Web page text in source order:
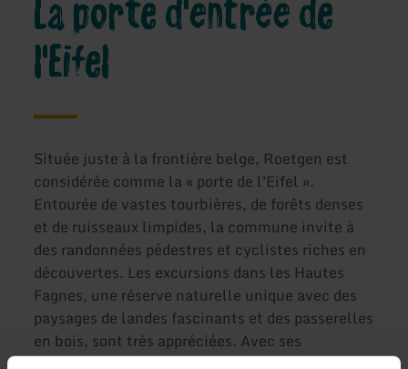
La porte d'entrée de
l'Eifel
Située juste à la frontière belge, Roetgen est
considérée comme la « porte de l'Eifel ».
Entourée de vastes tourbières, de forêts denses
et de ruisseaux limpides, la commune invite à
des randonnées pédestres et cyclistes riches en
découvertes. Les excursions dans les Hautes
Fagnes, une réserve naturelle unique avec des
paysages de landes fascinants et des passerelles
en bois, sont très appréciées. Avec ses
restaurants chaleureux, sa cuisine régionale et